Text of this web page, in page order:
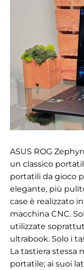
ASUS ROG
un classico
portatili da gioco
elegante, più
case è realizzato
macchina CNC.
utilizzate
ultrabook. Solo i
La tastiera stessa
portatile; ai suoi